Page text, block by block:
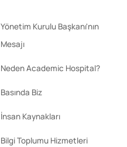
Yönetim Kurulu Başkanı'nın
Mesajı
Neden Academic Hospital?
Basında Biz
İnsan Kaynakları
Bilgi Toplumu Hizmetleri